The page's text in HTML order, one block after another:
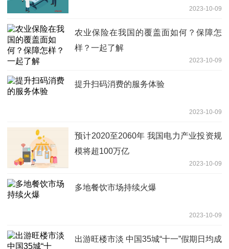
2023-10-09
农业保险在我国的覆盖面如何？保障怎
样？一起了解
2023-10-09
提升扫码消费的服务体验
2023-10-09
预计2020至2060年 我国电力产业投资规
模将超100万亿
2023-10-09
多地餐饮市场持续火爆
2023-10-09
出游旺楼市淡 中国35城“十一”假期日均成